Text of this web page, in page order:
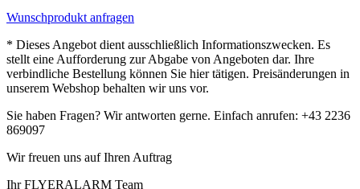
Wunschprodukt anfragen
* Dieses Angebot dient ausschließlich Informationszwecken. Es
stellt eine Aufforderung zur Abgabe von Angeboten dar. Ihre
verbindliche Bestellung können Sie hier tätigen. Preisänderungen in
unserem Webshop behalten wir uns vor.
Sie haben Fragen? Wir antworten gerne. Einfach anrufen: +43 2236
869097
Wir freuen uns auf Ihren Auftrag
Ihr FLYERALARM Team